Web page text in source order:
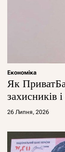
Економіка
Як
захисників
26 Липня, 2026